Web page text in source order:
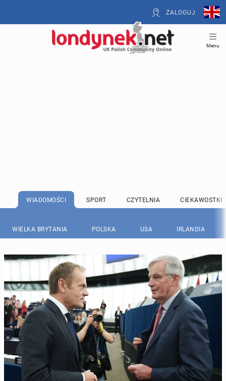
ZALOGUJ
Menu
WIADOMOŚCI SPORT CZYTELNIA CIEKAWOSTKI
WIELKA BRYTANIA POLSKA USA IRLANDIA